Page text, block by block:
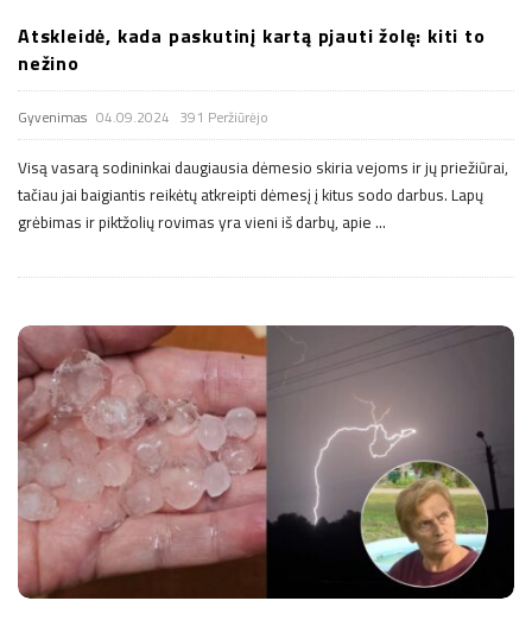
Atskleidė, kada paskutinį kartą pjauti žolę: kiti to
nežino
Gyvenimas 04.09.2024 391 Peržiūrėjo
Visą vasarą sodininkai daugiausia dėmesio skiria vejoms ir jų priežiūrai,
tačiau jai baigiantis reikėtų atkreipti dėmesį į kitus sodo darbus. Lapų
grėbimas ir piktžolių rovimas yra vieni iš darbų, apie …